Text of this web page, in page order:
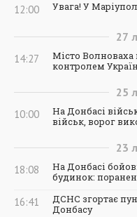
12:00 Увага! У
27
14:27
Місто Волноваха
контролем
25
10:00
На Донбасі
військ, ворог
23
18:08
На Донбасі
будинок:
16:41
ДСНС згортає
Донбасу